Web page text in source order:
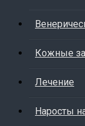
Кожные
Лечение
Наросты